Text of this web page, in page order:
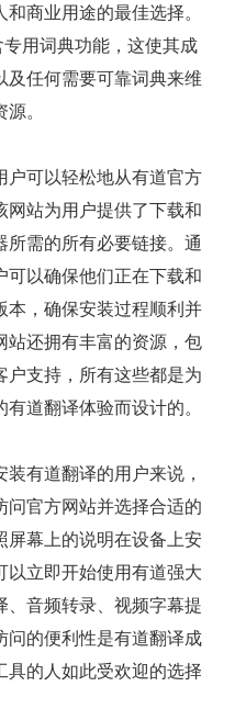
商业用途的最佳选择。
用词典功能，这使其成
及任何需要可靠词典来维
。
户可以轻松地从有道官方
网站为用户提供了下载和
需的所有必要链接。通
可以确保他们正在下载和
本，确保安装过程顺利并
站还拥有丰富的资源，包
户支持，所有这些都是为
道翻译体验而设计的。
有道翻译的用户来说，
问官方网站并选择合适的
屏幕上的说明在设备上安
以立即开始使用有道强大
、音频转录、视频字幕提
问的便利性是有道翻译成
具的人如此受欢迎的选择